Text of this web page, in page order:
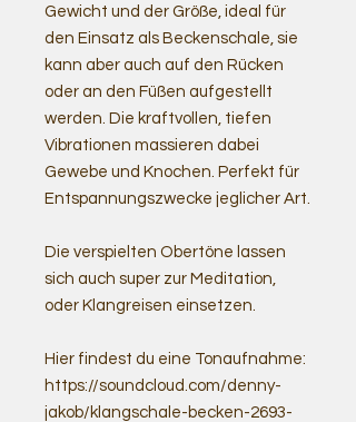
Gewicht und der Größe, ideal für
den Einsatz als Beckenschale, sie
kann aber auch auf den Rücken
oder an den Füßen aufgestellt
werden. Die kraftvollen, tiefen
Vibrationen massieren dabei
Gewebe und Knochen. Perfekt für
Entspannungszwecke jeglicher Art.
Die verspielten Obertöne lassen
sich auch super zur Meditation,
oder Klangreisen einsetzen.
Hier findest du eine Tonaufnahme:
https://soundcloud.com/denny-
jakob/klangschale-becken-2693-